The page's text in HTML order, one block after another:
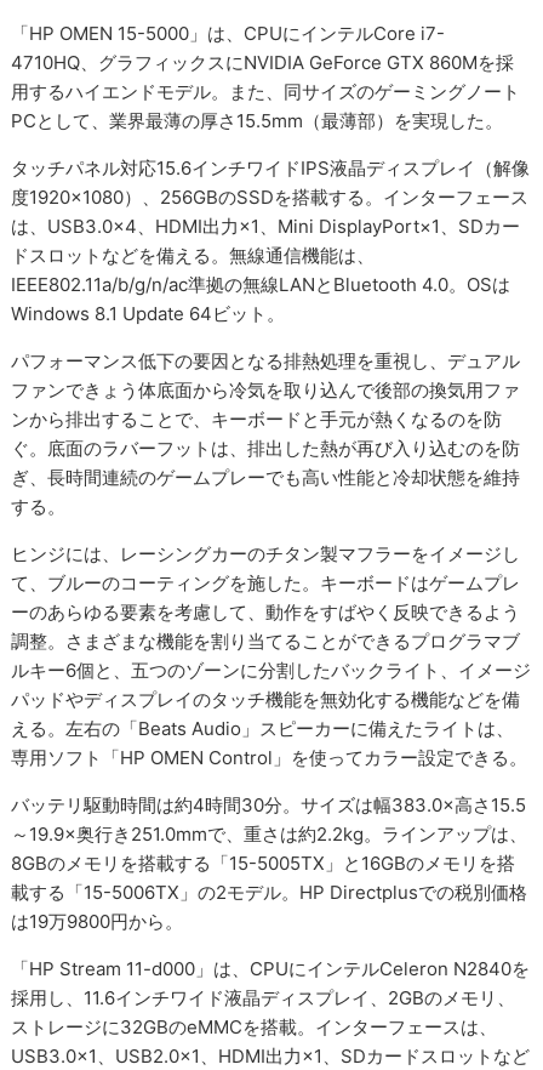
「HP OMEN 15-5000」は、CPUにインテルCore i7-
4710HQ、グラフィックスにNVIDIA GeForce GTX 860Mを採
用するハイエンドモデル。また、同サイズのゲーミングノート
PCとして、業界最薄の厚さ15.5mm（最薄部）を実現した。
タッチパネル対応15.6インチワイドIPS液晶ディスプレイ（解像
度1920×1080）、256GBのSSDを搭載する。インターフェース
は、USB3.0×4、HDMI出力×1、Mini DisplayPort×1、SDカー
ドスロットなどを備える。無線通信機能は、
IEEE802.11a/b/g/n/ac準拠の無線LANとBluetooth 4.0。OSは
Windows 8.1 Update 64ビット。
パフォーマンス低下の要因となる排熱処理を重視し、デュアル
ファンできょう体底面から冷気を取り込んで後部の換気用ファ
ンから排出することで、キーボードと手元が熱くなるのを防
ぐ。底面のラバーフットは、排出した熱が再び入り込むのを防
ぎ、長時間連続のゲームプレーでも高い性能と冷却状態を維持
する。
ヒンジには、レーシングカーのチタン製マフラーをイメージし
て、ブルーのコーティングを施した。キーボードはゲームプレ
ーのあらゆる要素を考慮して、動作をすばやく反映できるよう
調整。さまざまな機能を割り当てることができるプログラマブ
ルキー6個と、五つのゾーンに分割したバックライト、イメージ
パッドやディスプレイのタッチ機能を無効化する機能などを備
える。左右の「Beats Audio」スピーカーに備えたライトは、
専用ソフト「HP OMEN Control」を使ってカラー設定できる。
バッテリ駆動時間は約4時間30分。サイズは幅383.0×高さ15.5
～19.9×奥行き251.0mmで、重さは約2.2kg。ラインアップは、
8GBのメモリを搭載する「15-5005TX」と16GBのメモリを搭
載する「15-5006TX」の2モデル。HP Directplusでの税別価格
は19万9800円から。
「HP Stream 11-d000」は、CPUにインテルCeleron N2840を
採用し、11.6インチワイド液晶ディスプレイ、2GBのメモリ、
ストレージに32GBのeMMCを搭載。インターフェースは、
USB3.0×1、USB2.0×1、HDMI出力×1、SDカードスロットなど